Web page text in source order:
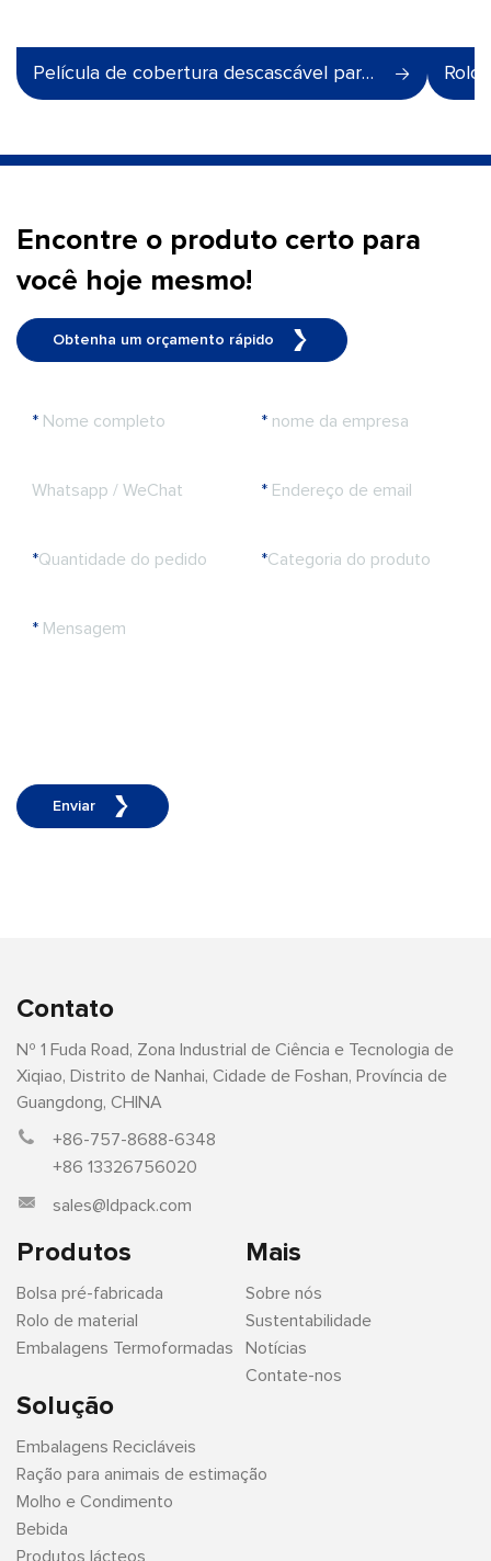
Película de cobertura descascável para embalagem de queijo
Encontre o produto certo para
você hoje mesmo!
Obtenha um orçamento rápido
* Nome completo * nome da empresa
Whatsapp / WeChat * Endereço de email
*Quantidade do pedido *Categoria do produto
* Mensagem
Enviar
Contato
Nº 1 Fuda Road, Zona Industrial de Ciência e Tecnologia de
Xiqiao, Distrito de Nanhai, Cidade de Foshan, Província de
Guangdong, CHINA
+86-757-8688-6348
+86 13326756020
sales@ldpack.com
Produtos
Bolsa pré-fabricada
Rolo de material
Embalagens Termoformadas
Solução
Embalagens Recicláveis
Ração para animais de estimação
Molho e Condimento
Bebida
Produtos lácteos
Mais
Sobre nós
Sustentabilidade
Notícias
Contate-nos